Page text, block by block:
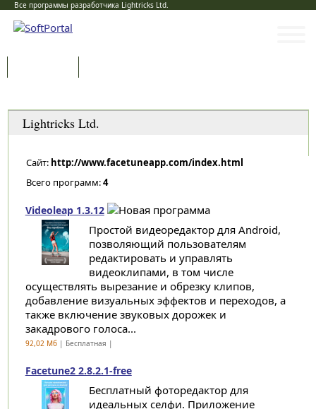
Все программы разработчика Lightricks Ltd.
Lightricks Ltd.
Сайт: http://www.facetuneapp.com/index.html
Всего программ:4
Videoleap 1.3.12
Простой видеоредактор для Android,
позволяющий пользователям
редактировать и управлять
видеоклипами, в том числе
осуществлять вырезание и обрезку клипов,
добавление визуальных эффектов и переходов, а
также включение звуковых дорожек и
закадрового голоса...
92,02 Мб| Бесплатная |
Facetune2 2.8.2.1-free
Бесплатный фоторедактор для
идеальных селфи. Приложение